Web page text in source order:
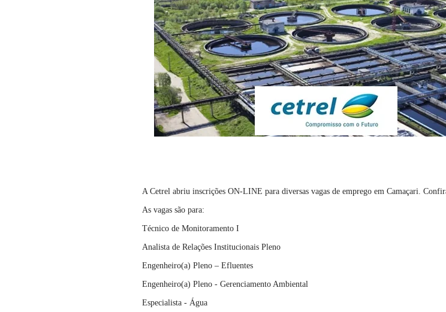
A Cetrel abriu inscrições ON-LINE para diversas vagas de emprego em Camaçari.
As vagas são para:
Técnico de Monitoramento I
Analista de Relações Institucionais Pleno
Engenheiro(a) Pleno – Efluentes
Engenheiro(a) Pleno - Gerenciamento Ambiental
Especialista - Água